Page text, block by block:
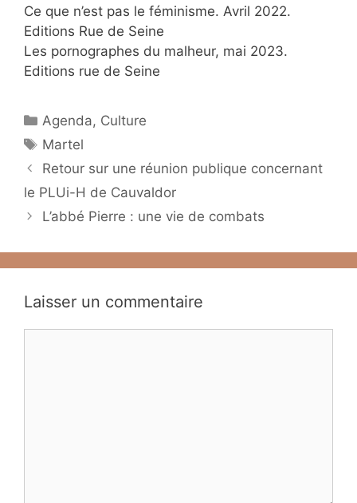
Ce que n’est pas le féminisme. Avril 2022.
Editions Rue de Seine
Les pornographes du malheur, mai 2023.
Editions rue de Seine
Catégories
Agenda, Culture
Étiquettes
Martel
Retour sur une réunion publique concernant
le PLUi-H de Cauvaldor
L’abbé Pierre : une vie de combats
Laisser un commentaire